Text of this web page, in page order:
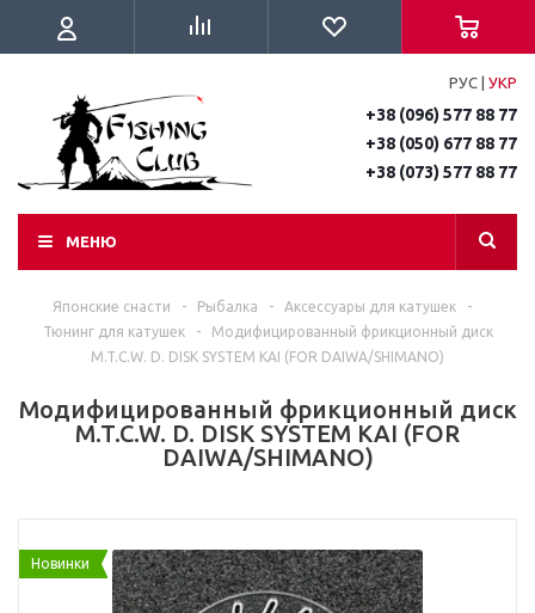
РУС УКР
+38 (096) 577 88 77
+38 (050) 677 88 77
+38 (073) 577 88 77
МЕНЮ
Японские снасти - Рыбалка - Аксессуары для катушек
-
Тюнинг для катушек
-
Модифицированный фрикционный диск
M.T.C.W. D. DISK SYSTEM KAI (FOR DAIWA/SHIMANO)
Модифицированный фрикционный диск
M.T.C.W. D. DISK SYSTEM KAI (FOR
DAIWA/SHIMANO)
Новинки